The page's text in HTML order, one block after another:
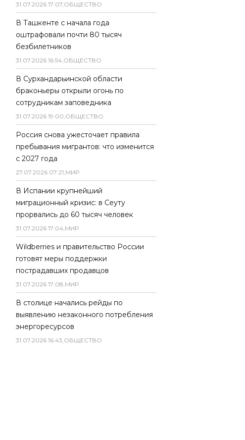
31.07.2026 17:07,ОБЩЕСТВО
В Ташкенте с начала года
оштрафовали почти 80 тысяч
безбилетников
31.07.2026 16:54,ОБЩЕСТВО
В Сурхандарьинской области
браконьеры открыли огонь по
сотрудникам заповедника
31.07.2026 19:00,ОБЩЕСТВО
Россия снова ужесточает правила
пребывания мигрантов: что изменится
с 2027 года
27.07.2026 07:21,МИР
В Испании крупнейший
миграционный кризис: в Сеуту
прорвались до 60 тысяч человек
31.07.2026 17:04,МИР
Wildberries и правительство России
готовят меры поддержки
пострадавших продавцов
31.07.2026 17:08,МИР
В столице начались рейды по
выявлению незаконного потребления
энергоресурсов
31.07.2026 16:43,ОБЩЕСТВО